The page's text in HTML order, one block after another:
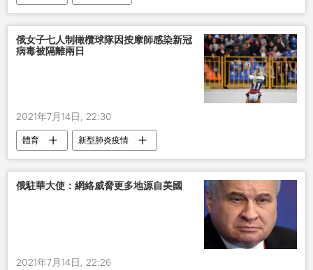
俄女子七人制橄欖球隊因按摩師感染新冠
病毒被隔離兩日
2021年7月14日, 22:30
體育
新型肺炎疫情
2020年東京奧運會：最新新聞、精彩故事，比賽結果
俄羅斯
俄駐華大使：網絡威脅更多地源自美國
2021年7月14日, 22:26